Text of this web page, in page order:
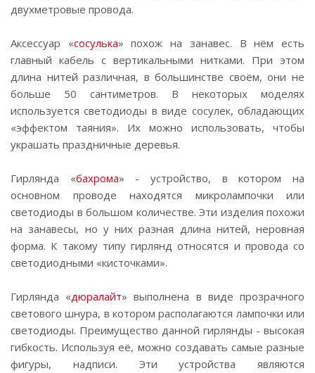
двухметровые провода.
Аксессуар «сосулька» похож на занавес. В нём есть
главный кабель с вертикальными нитками. При этом
длина нитей различная, в большинстве своём, они не
больше 50 сантиметров. В некоторых моделях
используется светодиоды в виде сосулек, обладающих
«эффектом таяния». Их можно использовать, чтобы
украшать праздничные деревья.
Гирлянда «бахрома» - устройство, в котором на
основном проводе находятся микролампочки или
светодиоды в большом количестве. Эти изделия похожи
на занавесы, но у них разная длина нитей, неровная
форма. К такому типу гирлянд относятся и провода со
светодиодными «кисточками».
Гирлянда «дюралайт» выполнена в виде прозрачного
светового шнура, в котором располагаются лампочки или
светодиоды. Преимущество данной гирлянды - высокая
гибкость. Используя её, можно создавать самые разные
фигуры, надписи. Эти устройства являются